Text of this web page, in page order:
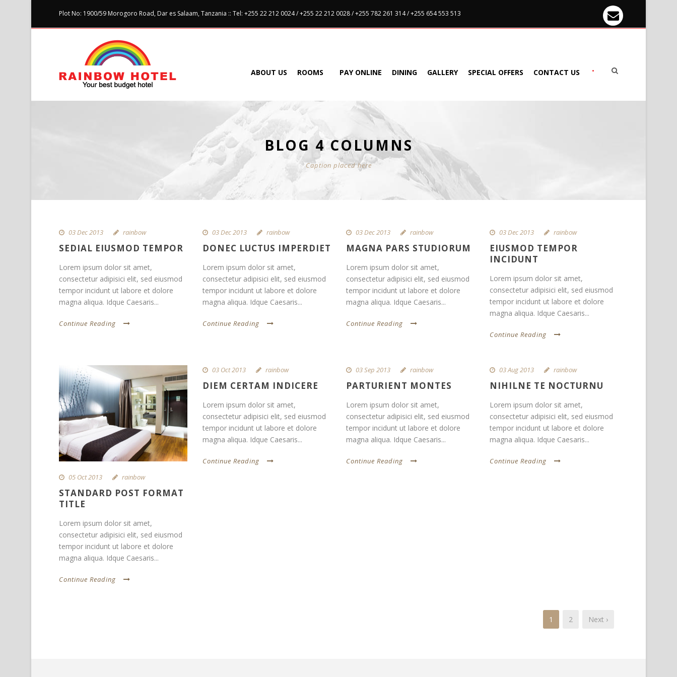
Plot No: 1900/59 Morogoro Road, Dar es Salaam, Tanzania :: Tel: +255 22 212 0024 / +255 22 212 0028 / +255 782 261 314 / +255 654 553 513
ABOUT US ROOMS PAY ONLINE DINING GALLERY SPECIAL OFFERS CONTACT US •
BLOG 4 COLUMNS
Caption placed here
03 Dec 2013 rainbow
SEDIAL EIUSMOD TEMPOR
Lorem ipsum dolor sit amet,
consectetur adipisici elit, sed eiusmod
tempor incidunt ut labore et dolore
magna aliqua. Idque Caesaris...
Continue Reading
03 Dec 2013 rainbow
DONEC LUCTUS IMPERDIET
Lorem ipsum dolor sit amet,
consectetur adipisici elit, sed eiusmod
tempor incidunt ut labore et dolore
magna aliqua. Idque Caesaris...
Continue Reading
03 Dec 2013 rainbow
MAGNA PARS STUDIORUM
Lorem ipsum dolor sit amet,
consectetur adipisici elit, sed eiusmod
tempor incidunt ut labore et dolore
magna aliqua. Idque Caesaris...
Continue Reading
03 Dec 2013 rainbow
EIUSMOD TEMPOR
INCIDUNT
Lorem ipsum dolor sit amet,
consectetur adipisici elit, sed eiusmod
tempor incidunt ut labore et dolore
magna aliqua. Idque Caesaris...
Continue Reading
05 Oct 2013 rainbow
STANDARD POST FORMAT
TITLE
Lorem ipsum dolor sit amet,
consectetur adipisici elit, sed eiusmod
tempor incidunt ut labore et dolore
magna aliqua. Idque Caesaris...
Continue Reading
03 Oct 2013 rainbow
DIEM CERTAM INDICERE
Lorem ipsum dolor sit amet,
consectetur adipisici elit, sed eiusmod
tempor incidunt ut labore et dolore
magna aliqua. Idque Caesaris...
Continue Reading
03 Sep 2013 rainbow
PARTURIENT MONTES
Lorem ipsum dolor sit amet,
consectetur adipisici elit, sed eiusmod
tempor incidunt ut labore et dolore
magna aliqua. Idque Caesaris...
Continue Reading
03 Aug 2013 rainbow
NIHILNE TE NOCTURNU
Lorem ipsum dolor sit amet,
consectetur adipisici elit, sed eiusmod
tempor incidunt ut labore et dolore
magna aliqua. Idque Caesaris...
Continue Reading
1 2 Next ›